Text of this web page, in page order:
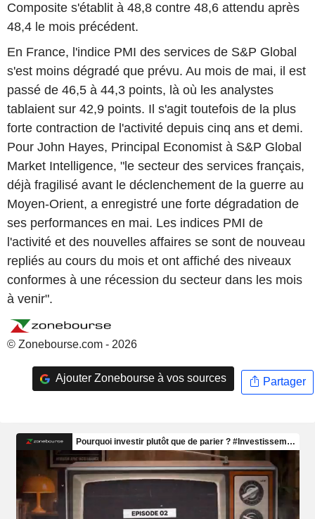
Composite s'établit à 48,8 contre 48,6 attendu après
48,4 le mois précédent.
En France, l'indice PMI des services de S&P Global
s'est moins dégradé que prévu. Au mois de mai, il est
passé de 46,5 à 44,3 points, là où les analystes
tablaient sur 42,9 points. Il s'agit toutefois de la plus
forte contraction de l'activité depuis cinq ans et demi.
Pour John Hayes, Principal Economist à S&P Global
Market Intelligence, "le secteur des services français,
déjà fragilisé avant le déclenchement de la guerre au
Moyen-Orient, a enregistré une forte dégradation de
ses performances en mai. Les indices PMI de
l'activité et des nouvelles affaires se sont de nouveau
repliés au cours du mois et ont affiché des niveaux
conformes à une récession du secteur dans les mois
à venir".
© Zonebourse.com - 2026
Ajouter Zonebourse à vos sources Partager